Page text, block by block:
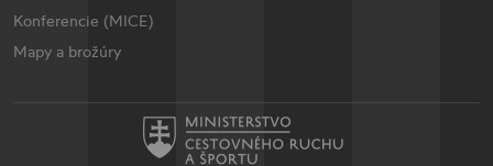
Konferencie (MICE)
Mapy a brožúry